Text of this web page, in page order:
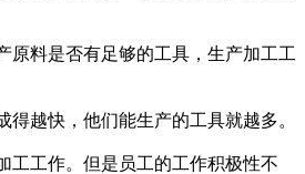
原料是否有足够的工具，生产加工工
越快，他们能生产的工具就越多。
工工作。但是员工的工作积极性不